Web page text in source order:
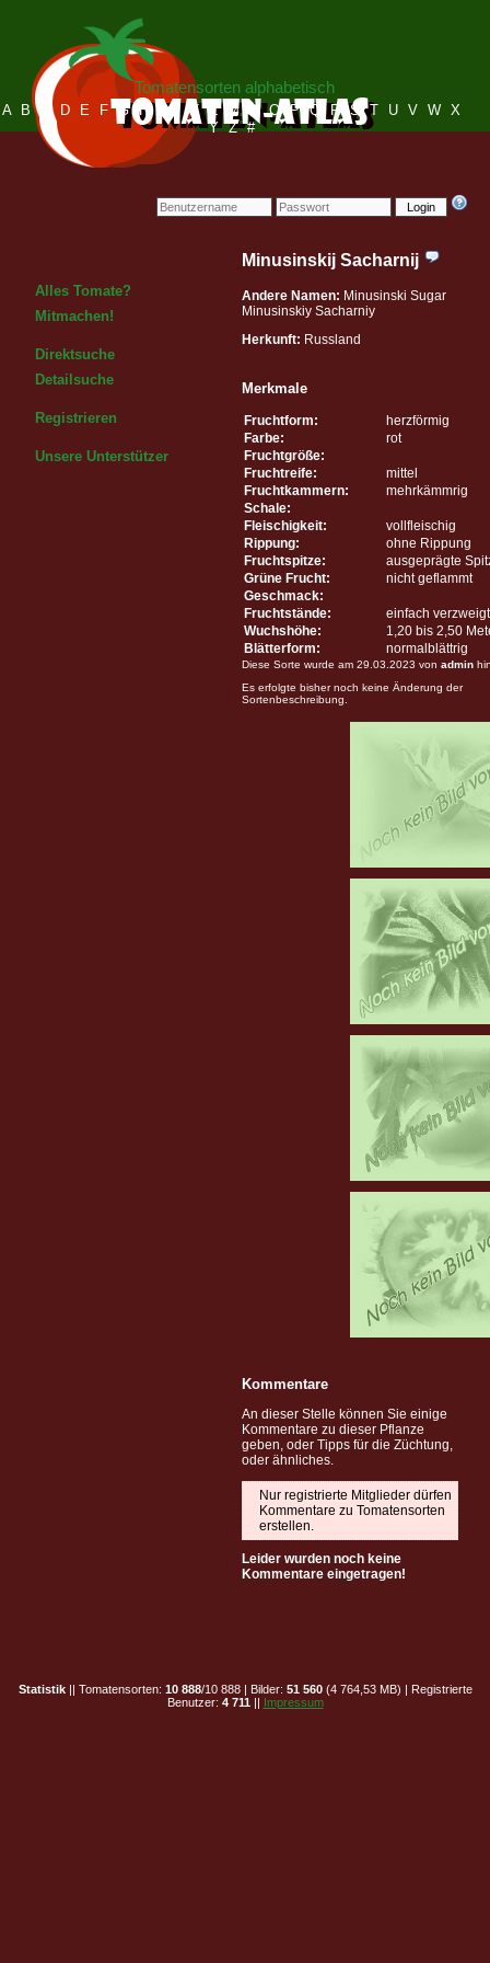
Login
Tomatensorten alphabetisch
A B C D E F G H I J K L M N O P Q R S T U V W X
Y Z #
Alles Tomate?
Mitmachen!
Direktsuche
Detailsuche
Registrieren
Unsere Unterstützer
Minusinskij Sacharnij
Andere Namen: Minusinski Sugar
Minusinskiy Sacharniy
Herkunft: Russland
Merkmale
Fruchtform:
herzförmig
Farbe:
rot
Fruchtgröße:
Fruchtreife:
mittel
Fruchtkammern:
mehrkämmrig
Schale:
Fleischigkeit:
vollfleischig
Rippung:
ohne Rippung
Fruchtspitze:
ausgeprägte
Grüne Frucht:
nicht geflammt
Geschmack:
Fruchtstände:
einfach verzweigt
Wuchshöhe:
1,20 bis 2,50
Blätterform:
normalblättrig
Diese Sorte wurde am 29.03.2023 von admin
Es erfolgte bisher noch keine Änderung der
Sortenbeschreibung.
Kommentare
An dieser Stelle können Sie einige
Kommentare zu dieser Pflanze
geben, oder Tipps für die Züchtung,
oder ähnliches.
Nur registrierte Mitglieder dürfen
Kommentare zu Tomatensorten
erstellen.
Leider wurden noch keine
Kommentare eingetragen!
Statistik|| Tomatensorten: 10 888/10 888 | Bilder: 51 560(4 764,53 MB) | Registrierte
Benutzer: 4 711 || Impressum